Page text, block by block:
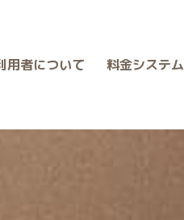
用者について 料金システム